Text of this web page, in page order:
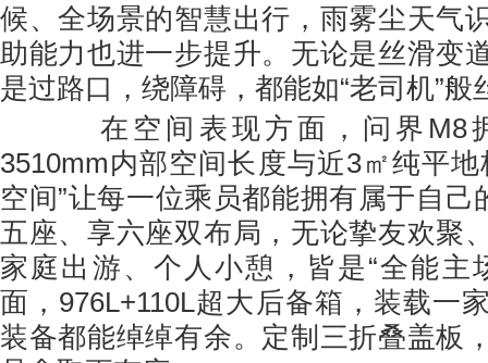
候、全场景的智慧出行，雨雾尘天气
助能力也进一步提升。无论是丝滑变
是过路口，绕障碍，都能如“老司机”般
在空间表现方面，问界M8
3510mm内部空间长度与近3㎡纯平
空间”让每一位乘员都能拥有属于自己
五座、享六座双布局，无论挚友欢聚
家庭出游、个人小憩，皆是“全能主
面，976L+110L超大后备箱，装载一
装备都能绰绰有余。定制三折叠盖板